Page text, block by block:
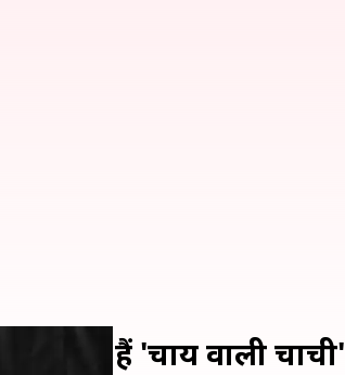
कहते हैं 'चाय वाली चाची'